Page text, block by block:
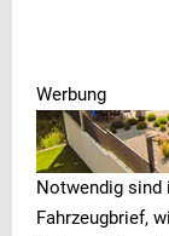
Werbung
Notwendig sind
Fahrzeugbrief,
Werbung
Werbung